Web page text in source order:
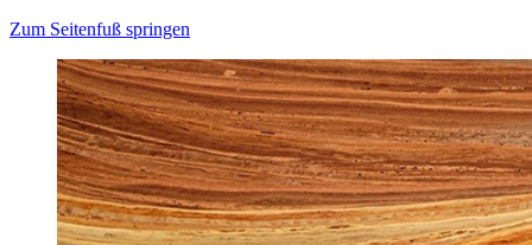
Zum Seitenfuß springen